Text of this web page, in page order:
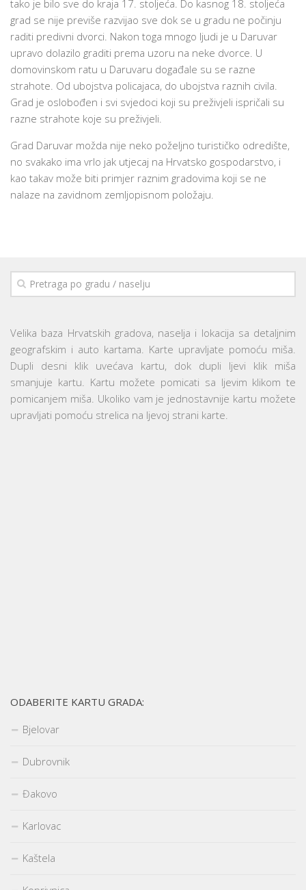
tako je bilo sve do kraja 17. stoljeća. Do kasnog 18. stoljeća
grad se nije previše razvijao sve dok se u gradu ne počinju
raditi predivni dvorci. Nakon toga mnogo ljudi je u Daruvar
upravo dolazilo graditi prema uzoru na neke dvorce. U
domovinskom ratu u Daruvaru događale su se razne
strahote. Od ubojstva policajaca, do ubojstva raznih civila.
Grad je oslobođen i svi svjedoci koji su preživjeli ispričali su
razne strahote koje su preživjeli.
Grad Daruvar možda nije neko poželjno turističko odredište,
no svakako ima vrlo jak utjecaj na Hrvatsko gospodarstvo, i
kao takav može biti primjer raznim gradovima koji se ne
nalaze na zavidnom zemljopisnom položaju.
Velika baza Hrvatskih gradova, naselja i lokacija sa detaljnim
geografskim i auto kartama. Karte upravljate pomoću miša.
Dupli desni klik uvećava kartu, dok dupli ljevi klik miša
smanjuje kartu. Kartu možete pomicati sa ljevim klikom te
pomicanjem miša. Ukoliko vam je jednostavnije kartu možete
upravljati pomoću strelica na ljevoj strani karte.
ODABERITE KARTU GRADA:
Bjelovar
Dubrovnik
Đakovo
Karlovac
Kaštela